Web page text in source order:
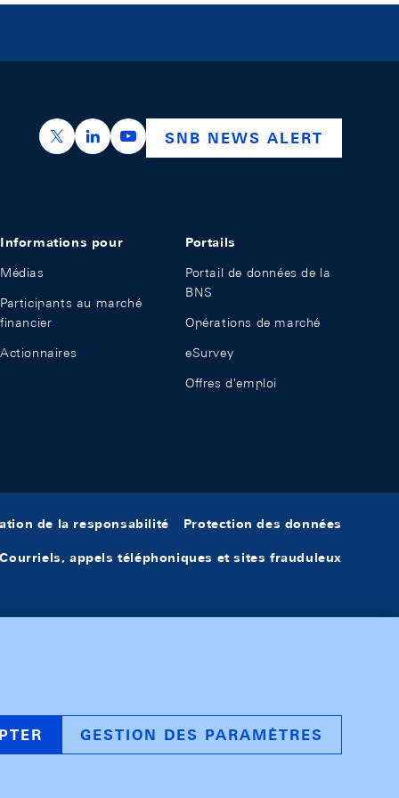
https://x.com/snb_bns
https://ch.linkedin.com/company/swiss-
https://www.youtube.com/
SNB NEWS ALERT
Informations pour
Médias
Participants au marché
financier
Actionnaires
Portails
Portail de données de la
BNS
Opérations de marché
eSurvey
Offres d'emploi
de la responsabilité Protection des données
Courriels, appels téléphoniques et sites frauduleux
GESTION DES PARAMÈTRES